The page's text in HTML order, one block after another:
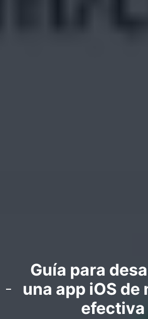
Guía para
una app iOS de
efectiva